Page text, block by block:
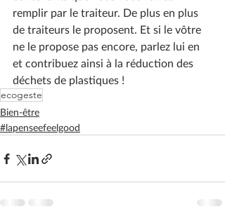
remplir par le traiteur. De plus en plus
de traiteurs le proposent. Et si le vôtre
ne le propose pas encore, parlez lui en
et contribuez ainsi à la réduction des
déchets de plastiques !
ecogeste
Bien-être
#lapenseefeelgood